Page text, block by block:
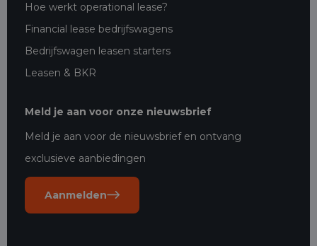
Hoe werkt operational lease?
Financial lease bedrijfswagens
Bedrijfswagen leasen starters
Leasen & BKR
Meld je aan voor onze nieuwsbrief
Meld je aan voor de nieuwsbrief en ontvang
exclusieve aanbiedingen
Aanmelden